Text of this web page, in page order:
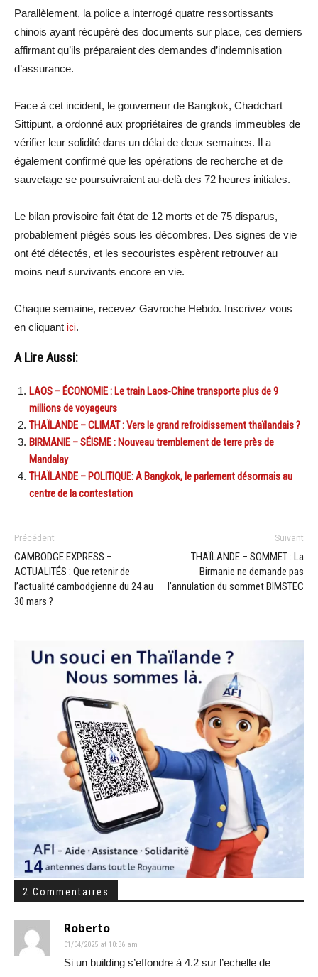
Parallèlement, la police a interrogé quatre ressortissants
chinois ayant récupéré des documents sur place, ces derniers
affirmant qu’ils préparaient des demandes d’indemnisation
d’assurance.
Face à cet incident, le gouverneur de Bangkok, Chadchart
Sittipunt, a ordonné aux propriétaires de grands immeubles de
vérifier leur solidité dans un délai de deux semaines. Il a
également confirmé que les opérations de recherche et de
sauvetage se poursuivraient au-delà des 72 heures initiales.
Le bilan provisoire fait état de 12 morts et de 75 disparus,
probablement piégés sous les décombres. Des signes de vie
ont été détectés, et les secouristes espèrent retrouver au
moins neuf survivants encore en vie.
Chaque semaine, recevez Gavroche Hebdo. Inscrivez vous
en cliquant ici.
A Lire Aussi:
LAOS – ÉCONOMIE : Le train Laos-Chine transporte plus de 9
millions de voyageurs
THAÏLANDE – CLIMAT : Vers le grand refroidissement thaïlandais ?
BIRMANIE – SÉISME : Nouveau tremblement de terre près de
Mandalay
THAÏLANDE – POLITIQUE: A Bangkok, le parlement désormais au
centre de la contestation
Précédent
CAMBODGE EXPRESS –
ACTUALITÉS : Que retenir de
l’actualité cambodgienne du 24 au
30 mars ?
Suivant
THAÏLANDE – SOMMET : La
Birmanie ne demande pas
l’annulation du sommet BIMSTEC
2 Commentaires
Roberto
01/04/2025 at 10:36 am
Si un building s’effondre à 4.2 sur l’echelle de